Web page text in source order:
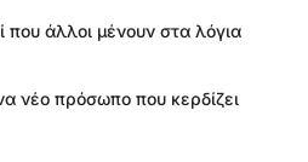
άλλοι μένουν στα λόγια
νέο πρόσωπο που κερδίζει